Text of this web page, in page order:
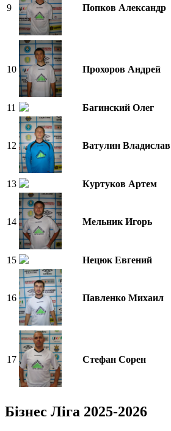
9 Попков Александр
10 Прохоров Андрей
11 Багинский Олег
12 Ватулин Владислав
13 Куртуков Артем
14 Мельник Игорь
15 Нецюк Евгений
16 Павленко Михаил
17 Стефан Сорен
Бізнес Ліга 2025-2026